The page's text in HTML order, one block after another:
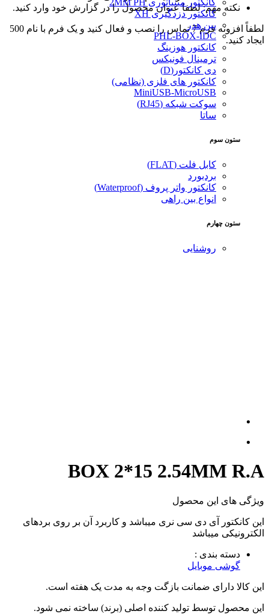
کانکتور دزدگیری XH
پین هدر
PHL-BOX-IDC
کانکتور هوزینگ
ترمینال فونیکس
دی کانکتور(D)
کانکتور های فلزی (نظامی)
MiniUSB-MicroUSB
سوکت شبکه (RJ45)
ساتا
ستون سوم
کابل فلت (FLAT)
بردبورد
کانکتور واتر پروف (Waterproof)
انواع بین راهی
ستون چهارم
روشنایی
نکته مهم: لطفا عنوان محصول را در گزارش خود وارد کنید.
لطفاً افزونه فرم 7 تماس را نصب و فعال کنید و یک فرم با نام 500
ایجاد کنید.
BOX 2*15 2.54MM R.A
ویژگی های این محصول
این کانکتور آی دی سی نری میباشد و کاربرد آن بر روی بردهای
الکترونیکی میباشد
دسته بندی :
گوشی موبایل
این کالا دارای ضمانت بازگت وجه به مدت یک هفته است.
این محصول توسط تولید کننده اصلی (برند) ساخته نمی شود.